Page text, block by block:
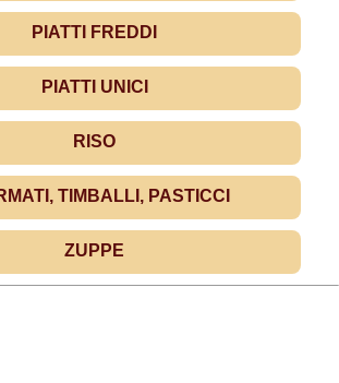
PIATTI FREDDI
PIATTI UNICI
RISO
TIMBALLI, PASTICCI
ZUPPE